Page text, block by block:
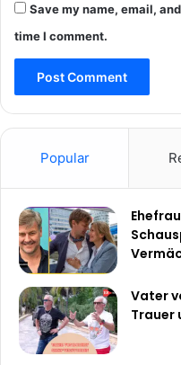
Save my name, email,
time I comment.
Popular
Vater
Trauer